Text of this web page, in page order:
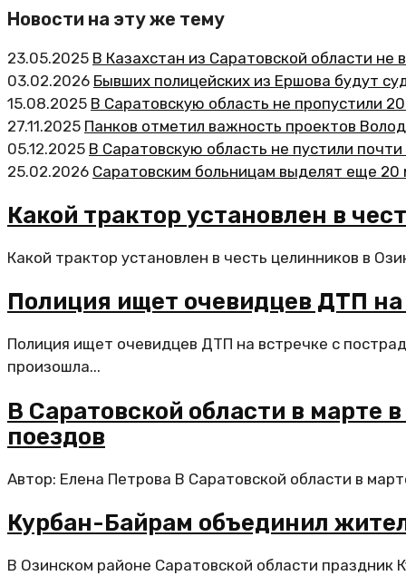
Новости на эту же тему
23.05.2025 В Казахстан из Саратовской области
03.02.2026 Бывших полицейских из Ершова будут
15.08.2025 В Саратовскую область не пропустили
27.11.2025 Панков отметил важность проектов
05.12.2025 В Саратовскую область не пустили
25.02.2026 Саратовским больницам выделят еще 20
Какой трактор установлен в
Какой трактор установлен в честь целинников в
Полиция ищет очевидцев ДТП
Полиция ищет очевидцев ДТП на встречке с
произошла...
В Саратовской области в марте
поездов
Автор: Елена Петрова В Саратовской области в
Курбан-Байрам объединил
В Озинском районе Саратовской области